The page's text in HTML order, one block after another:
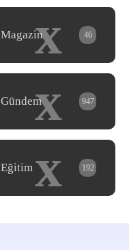
x
Magazin 46
x
Gündem 947
x
Eğitim 192